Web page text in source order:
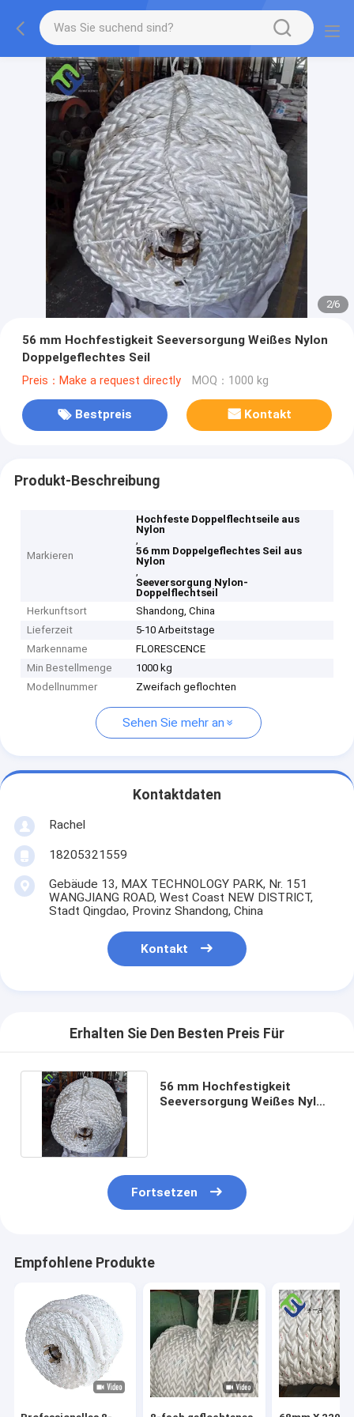
2/6
56 mm Hochfestigkeit Seeversorgung Weißes Nylon
Doppelgeflechtes Seil
Preis：Make a request directly MOQ：1000 kg
Bestpreis Kontakt
Produkt-Beschreibung
Markieren
Hochfeste Doppelflechtseile aus
Nylon
,
56 mm Doppelgeflechtes Seil aus
Nylon
,
Seeversorgung Nylon-
Doppelflechtseil
Herkunftsort
Shandong, China
Lieferzeit
5-10 Arbeitstage
Markenname
FLORESCENCE
Min Bestellmenge
1000 kg
Modellnummer
Zweifach geflochten
Sehen Sie mehr an
Kontaktdaten
Rachel
18205321559
Gebäude 13, MAX TECHNOLOGY PARK, Nr. 151
WANGJIANG ROAD, West Coast NEW DISTRICT,
Stadt Qingdao, Provinz Shandong, China
Kontakt
Erhalten Sie Den Besten Preis Für
56 mm Hochfestigkeit
Seeversorgung Weißes Nylon
Fortsetzen
Empfohlene Produkte